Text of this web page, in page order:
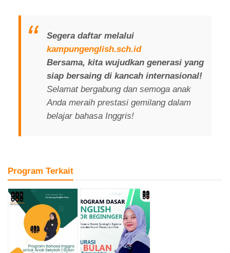
Segera daftar melalui
kampungenglish.sch.id
Bersama, kita wujudkan generasi yang
siap bersaing di kancah internasional!
Selamat bergabung dan semoga anak
Anda meraih prestasi gemilang dalam
belajar bahasa Inggris!
Program Terkait